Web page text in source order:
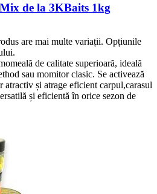
de la 3KBaits 1kg
are mai multe variații. Opțiunile
de calitate superioară, ideală
sau momitor clasic. Se activează
atractiv și atrage eficient carpul,carasul
și eficientă în orice sezon de